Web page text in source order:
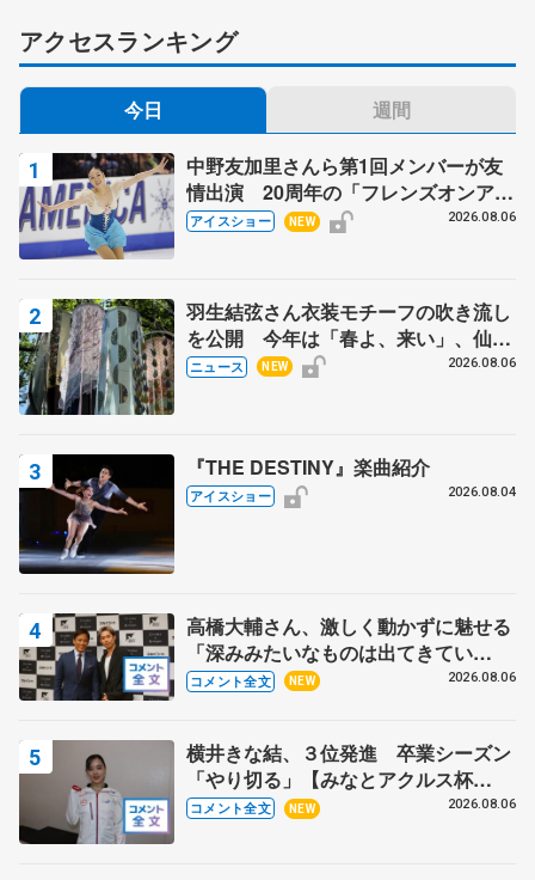
アクセスランキング
今日 週間
中野友加里さんら第1回メンバーが友
情出演 20周年の「フレンズオンアイ
ス」 宮本賢二さん、有川梨絵さん、
アイスショー NEW 2026.08.06
羽生結弦さん衣装モチーフの吹き流し
を公開 今年は「春よ、来い」、仙台
の瑞鳳殿
ニュース NEW 2026.08.06
『THE DESTINY』楽曲紹介
アイスショー 2026.08.04
高橋大輔さん、激しく動かずに魅せる
「深みみたいなものは出てきてい
る？」 〝兄さん〟と慕うレジェンド
コメント全文 NEW 2026.08.06
横井きな結、３位発進 卒業シーズン
「やり切る」【みなとアクルス杯
SP】
コメント全文 NEW 2026.08.06